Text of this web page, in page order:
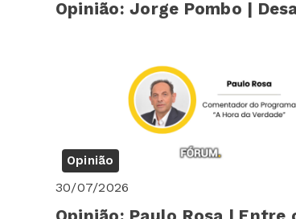
Opinião: Jorge Pombo |
Opinião
30/07/2026